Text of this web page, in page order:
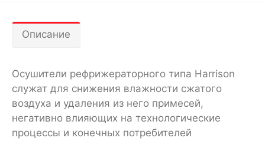
Описание
Осушители рефрижераторного типа Harrison
служат для снижения влажности сжатого
воздуха и удаления из него примесей,
негативно влияющих на технологические
процессы и конечных потребителей